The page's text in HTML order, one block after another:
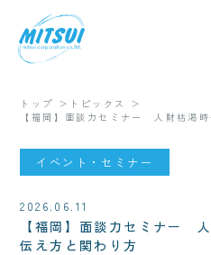
トップ
トピックス
【福岡】面談力セミナー 人財枯渇
イベント・セミナー
2026.06.11
【福岡】面談力セミナー
伝え方と関わり方